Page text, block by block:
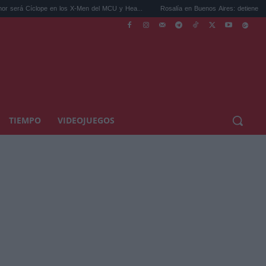
en los X-Men del MCU y Hea... Rosalía en Buenos Aires: detiene el tráfico y se
TIEMPO VIDEOJUEGOS